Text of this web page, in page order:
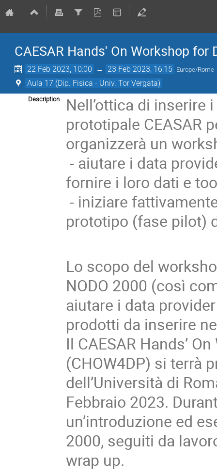
CAESAR Hands' On Workshop for
22 Feb 2023, 10:00 → 23 Feb 2023, 16:15 Europe/Rome
Aula 17 (Dip. Fisica - Univ. Tor Vergata)
Description
Nell’ottica di inserire
prototipale CEASAR
organizzerà un
- aiutare i data
fornire i loro dati e
- iniziare
prototipo (fase pilot)
Lo scopo del
NODO 2000 (così
aiutare i data
prodotti da inserire
Il CAESAR Hands’
(CHOW4DP) si terrà
dell’Università di
Febbraio 2023.
un’introduzione ed
2000, seguiti da
wrap up.